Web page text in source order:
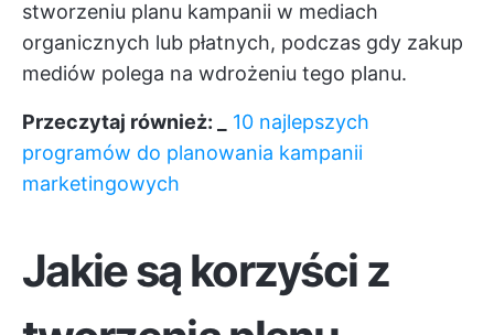
stworzeniu planu kampanii w mediach
organicznych lub płatnych, podczas gdy zakup
mediów polega na wdrożeniu tego planu.
Przeczytaj również: _
10 najlepszych
programów do planowania kampanii
marketingowych
Jakie są korzyści z